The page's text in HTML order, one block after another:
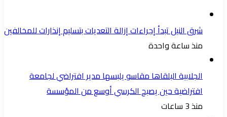
شرق النيل تبدأ إجراءات إزالة التعديات بتسليم إنذارات للمخالفين
منذ ساعة واحدة
الجلابية البلقاها مقاسو يلبسها ​مدير افتراضي لجامعة
افتراضية حين يصبح الكرسي أوسع من المؤسسة
منذ 3 ساعات